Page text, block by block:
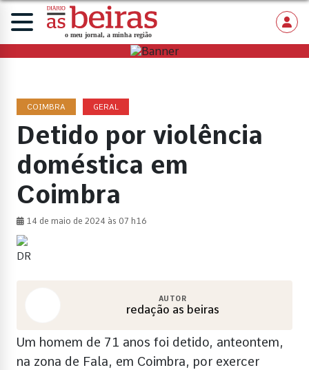
COIMBRA GERAL
Detido por violência
doméstica em
Coimbra
14 de maio de 2024 às 07 h16
DR
AUTOR
redação as beiras
Um homem de 71 anos foi detido, anteontem,
na zona de Fala, em Coimbra, por exercer